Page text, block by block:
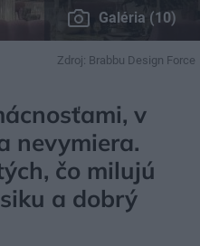
Galéria (10)
Zdroj: Brabbu Design Force
v
nevymiera.
čo milujú
a dobrý